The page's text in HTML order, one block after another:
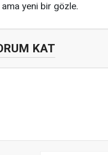
ama yeni bir gözle.
KAT